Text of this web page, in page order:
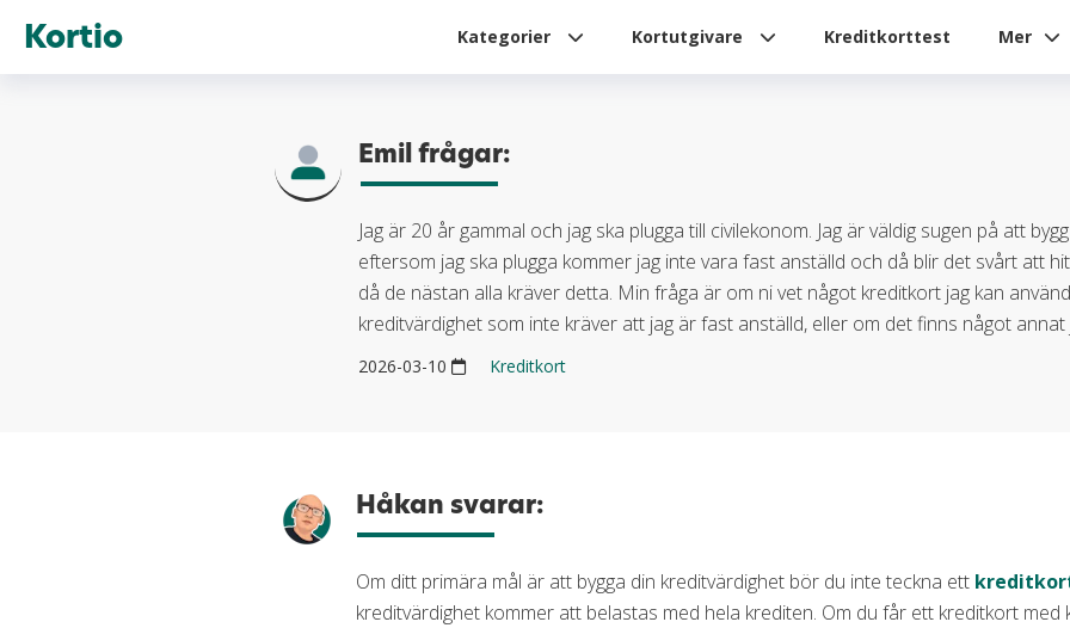
Kortio Kategorier Kortutgivare Kreditkorttest Mer
Emil frågar:
Jag är 20 år gammal och jag ska plugga till civilekonom. Jag är väldig sugen på att
eftersom jag ska plugga kommer jag inte vara fast anställd och då blir det svårt att
då de nästan alla kräver detta. Min fråga är om ni vet något kreditkort jag kan
kreditvärdighet som inte kräver att jag är fast anställd, eller om det finns något annat
2026-03-10 Kreditkort
Håkan svarar:
Om ditt primära mål är att bygga din kreditvärdighet bör du inte teckna ett
kreditvärdighet kommer att belastas med hela krediten. Om du får ett kreditkort